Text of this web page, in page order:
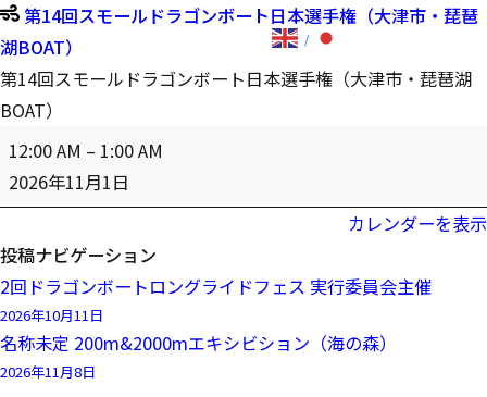
第14回スモールドラゴンボート日本選手権（大津市・琵琶
湖BOAT）
第14回スモールドラゴンボート日本選手権（大津市・琵琶湖
BOAT）
12:00 AM – 1:00 AM
2026年11月1日
カレンダーを表示
投稿ナビゲーション
2回ドラゴンボートロングライドフェス 実行委員会主催
2026年10月11日
名称未定 200m&2000mエキシビション（海の森）
2026年11月8日